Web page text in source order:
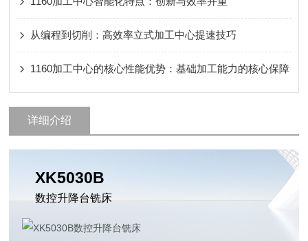
从编程到切削：高效率立式加工中心提速技巧
1160加工中心的核心性能优势：基础加工能力的核心保障
详细介绍
XK5030B
数控升降台铣床